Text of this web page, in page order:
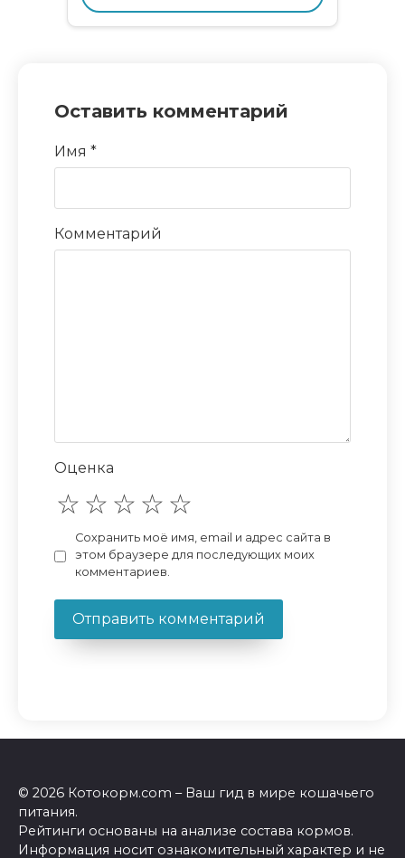
Оставить комментарий
Имя *
Комментарий
Оценка
Сохранить моё имя, email и адрес сайта в
этом браузере для последующих моих
комментариев.
© 2026 Котокорм.com – Ваш гид в мире кошачьего
питания.
Рейтинги основаны на анализе состава кормов.
Информация носит ознакомительный характер и не